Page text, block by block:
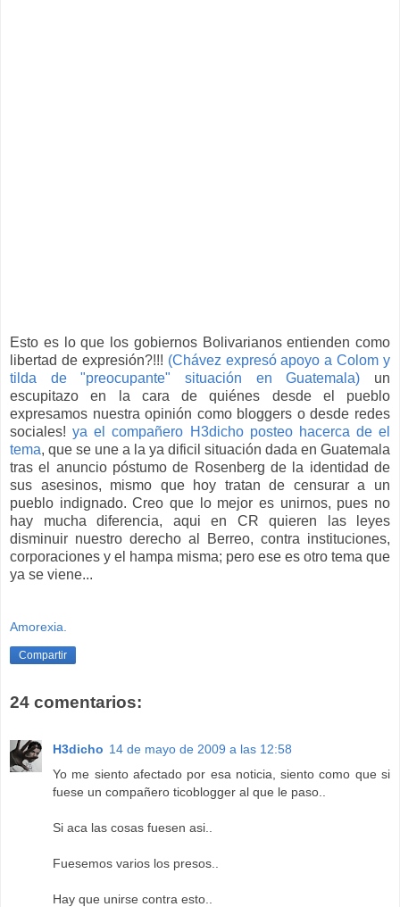
Esto es lo que los gobiernos Bolivarianos entienden como
libertad de expresión?!!! (Chávez expresó apoyo a Colom y
tilda de "preocupante" situación en Guatemala) un
escupitazo en la cara de quiénes desde el pueblo
expresamos nuestra opinión como bloggers o desde redes
sociales!ya el compañero H3dicho posteo hacerca de el
tema, que se une a la ya dificil situación dada en Guatemala
tras el anuncio póstumo de Rosenberg de la identidad de
sus asesinos, mismo que hoy tratan de censurar a un
pueblo indignado. Creo que lo mejor es unirnos, pues no
hay mucha diferencia, aqui en CR quieren las leyes
disminuir nuestro derecho al Berreo, contra instituciones,
corporaciones y el hampa misma; pero ese es otro tema que
ya se viene...
Amorexia.
Compartir
24 comentarios:
H3dicho 14 de mayo de 2009 a las 12:58
Yo me siento afectado por esa noticia, siento como que si
fuese un compañero ticoblogger al que le paso..
Si aca las cosas fuesen asi..
Fuesemos varios los presos..
Hay que unirse contra esto..